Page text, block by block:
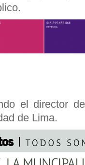
el director
de Lima.